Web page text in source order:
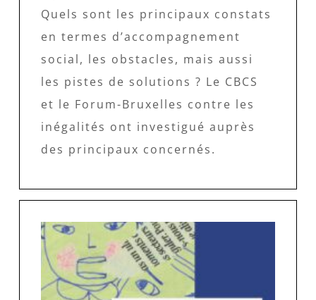
Quels sont les principaux constats
en termes d’accompagnement
social, les obstacles, mais aussi
les pistes de solutions ? Le CBCS
et le Forum-Bruxelles contre les
inégalités ont investigué auprès
des principaux concernés.